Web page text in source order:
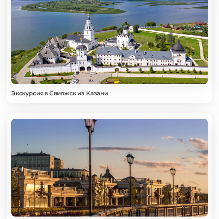
Экскурсия в Свияжск из Казани